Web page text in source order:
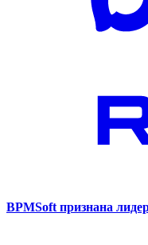
BPMSoft признана